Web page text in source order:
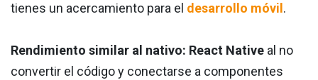
tienes un acercamiento para el desarrollo móvil .
Rendimiento similar al nativo: React Native al no
convertir el código y conectarse a componentes